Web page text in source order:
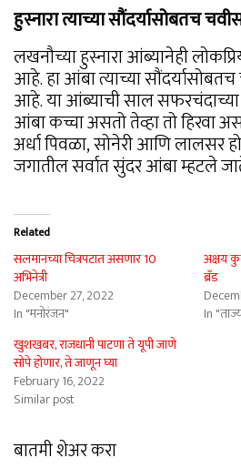
हुस्नारा त्याच्या सौंदर्यासोबतच
लखनौच्या हुस्नारा आंब्यानेही
आहे. हा आंबा त्याच्या
आहे. या आंब्याची साल
आंबा कच्चा असतो तेव्हा तो हिरवा
अर्धा पिवळा, सोनेरी आणि लालसर
जगातील सर्वात सुंदर आंबा म्हटले
Related
सलमानच्या चित्रपटात असणार 10
अभिनेत्री
December 27, 2022
In "मनोरंजन"
अक्षय
ब्रँड
In
खुशखबर, राजधानी पाटणा ते यूपी जाणे
सोपे होणार, ते जाणून घ्या
February 16, 2022
Similar post
बातमी शेअर करा